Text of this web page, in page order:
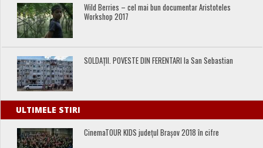
Wild Berries – cel mai bun documentar Aristoteles
Workshop 2017
SOLDAȚII. POVESTE DIN FERENTARI la San Sebastian
ULTIMELE STIRI
CinemaTOUR KIDS județul Brașov 2018 în cifre